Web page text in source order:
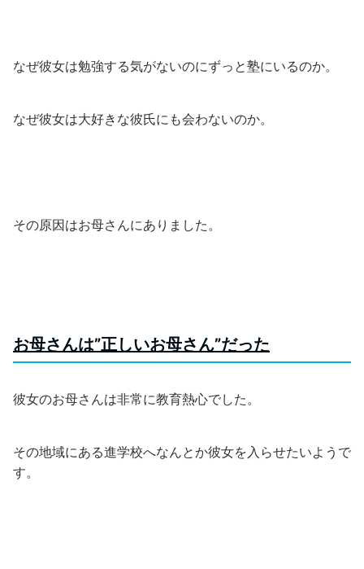
なぜ彼女は勉強する気がないのにずっと塾にいるのか。
なぜ彼女は大好きな彼氏にも会わないのか。
その原因はお母さんにありました。
お母さんは”正しいお母さん”だった
彼女のお母さんは非常に教育熱心でした。
その地域にある進学校へなんとか彼女を入らせたいようで
す。